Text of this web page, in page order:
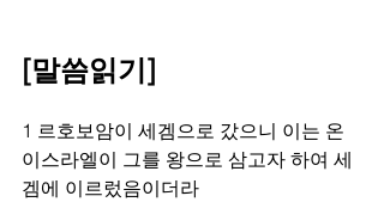
[말씀읽기]
1 르호보암이 세겜으로 갔으니 이는 온
이스라엘이 그를 왕으로 삼고자 하여 세
겜에 이르렀음이더라